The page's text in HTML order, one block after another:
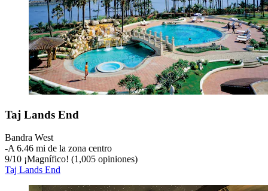
Taj Lands End
Bandra West
‐A 6.46 mi de la zona centro
9/10 ¡Magnífico! (1,005 opiniones)
Taj Lands End